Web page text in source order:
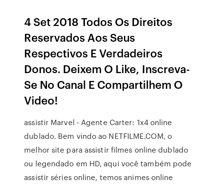
4 Set 2018 Todos Os Direitos
Reservados Aos Seus
Respectivos E Verdadeiros
Donos. Deixem O Like, Inscreva-
Se No Canal E Compartilhem O
Video!
assistir Marvel - Agente Carter: 1x4 online
dublado. Bem vindo ao NETFILME.COM, o
melhor site para assistir filmes online dublado
ou legendado em HD, aqui você também pode
assistir séries online, temos animes online